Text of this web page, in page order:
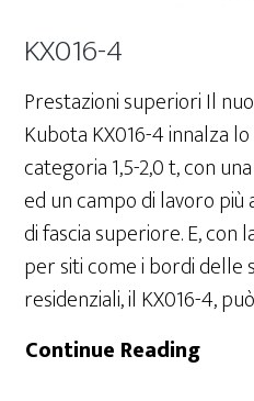
KX016-4
Prestazioni superiori Il
Kubota KX016-4 innalza
categoria 1,5-2,0 t, con
ed un campo di lavoro
di fascia superiore. E, con
per siti come i bordi delle
residenziali, il KX016-4,
Continue ReadingKX016-